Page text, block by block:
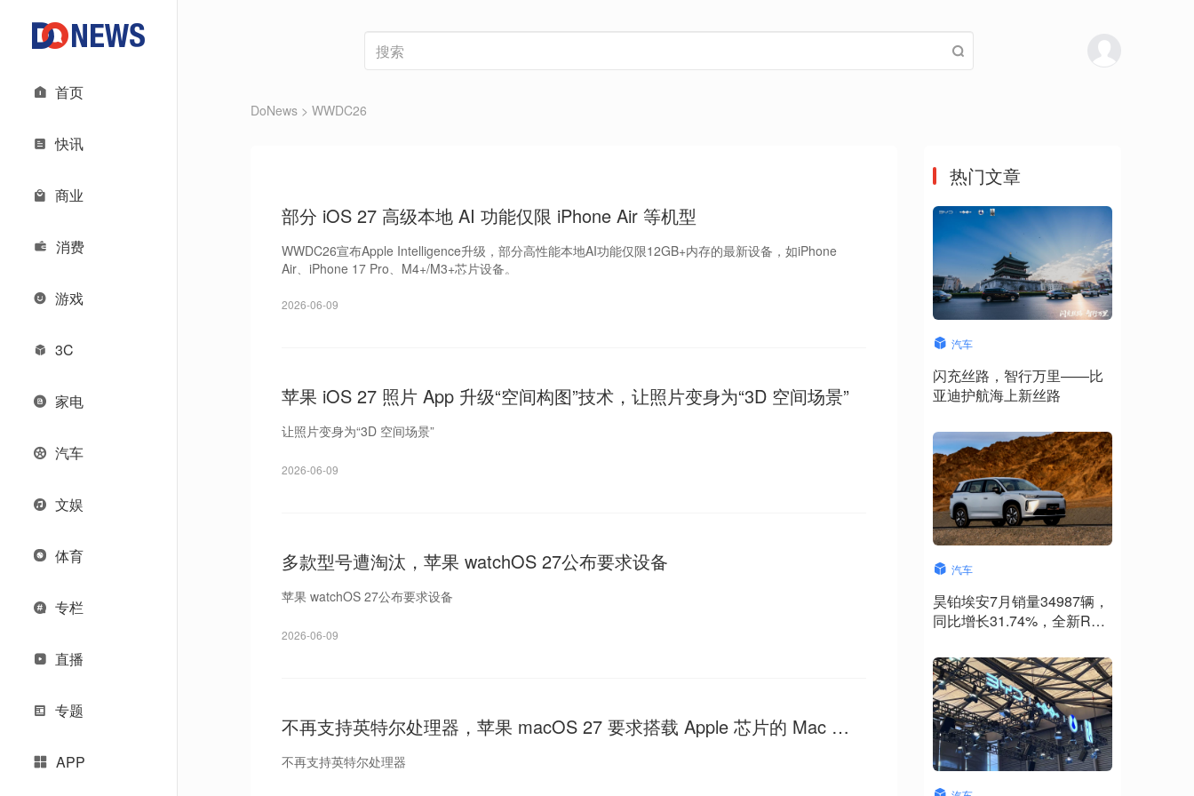
首页
快讯
商业
消费
游戏
3C
家电
汽车
文娱
体育
专栏
直播
专题
APP
DoNews > WWDC26
部分 iOS 27 高级本地 AI 功能仅限 iPhone Air 等机型
WWDC26宣布Apple Intelligence升级，部分高性能本地AI功能仅限12GB+内存的最新设备，如iPhone
Air、iPhone 17 Pro、M4+/M3+芯片设备。
2026-06-09
苹果 iOS 27 照片 App 升级“空间构图”技术，让照片变身为“3D 空间场景”
让照片变身为“3D 空间场景”
2026-06-09
多款型号遭淘汰，苹果 watchOS 27公布要求设备
苹果 watchOS 27公布要求设备
2026-06-09
不再支持英特尔处理器，苹果 macOS 27 要求搭载 Apple 芯片的 Mac 设
备
不再支持英特尔处理器
热门文章
汽车
闪充丝路，智行万里——比
亚迪护航海上新丝路
汽车
昊铂埃安7月销量34987辆，
同比增长31.74%，全新Ray